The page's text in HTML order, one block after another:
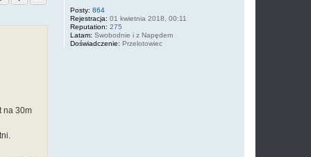
Posty: 864
Rejestracja: 01 kwietnia 2018, 00:11
Reputation: 275
Latam: Swobodnie i z Napędem
Doświadczenie: Przelotowiec
na 30m